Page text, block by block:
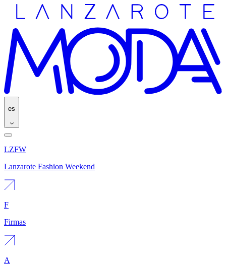
es
LZFW
Lanzarote Fashion Weekend
F
Firmas
A